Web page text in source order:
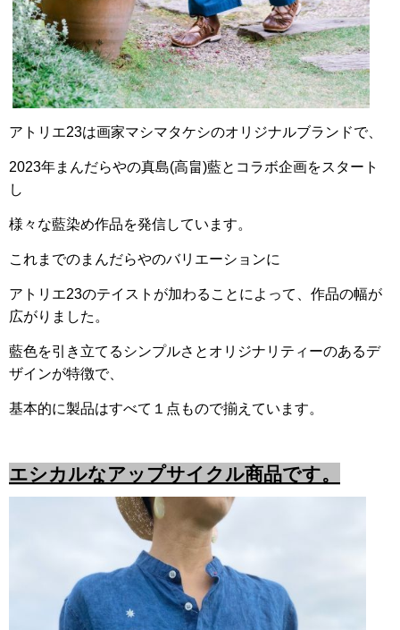
アトリエ23は画家マシマタケシのオリジナルブランドで、
2023年まんだらやの真島(高畠)藍とコラボ企画をスタート
し
様々な藍染め作品を発信しています。
これまでのまんだらやのバリエーションに
アトリエ23のテイストが加わることによって、作品の幅が
広がりました。
藍色を引き立てるシンプルさとオリジナリティーのあるデ
ザインが特徴で、
基本的に製品はすべて１点もので揃えています。
エシカルなアップサイクル商品です。